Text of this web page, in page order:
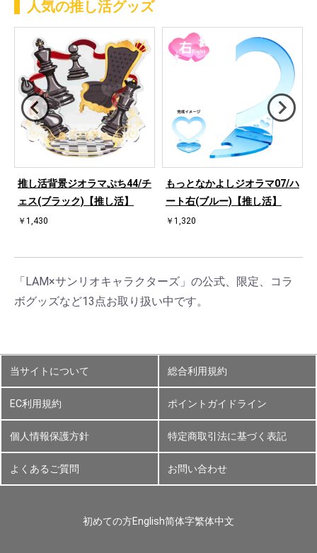
人気の推し活グッズ
推し活背景ジオラマぷち44/チ
ェス(ブラック)【推し活】
￥1,430
もっとなかよしジオラマ07/ハ
ート右(ブルー)【推し活】
￥1,320
「LAM×サンリオキャラクターズ」の公式、限定、コラ
ボグッズなど13点お取り扱い中です。
当サイトについて 総合利用規約
EC利用規約 ポイントガイドライン
個人情報保護方針 特定商取引法に基づく表記
よくあるご質問 お問い合わせ
初めての方English简体字繁体中文